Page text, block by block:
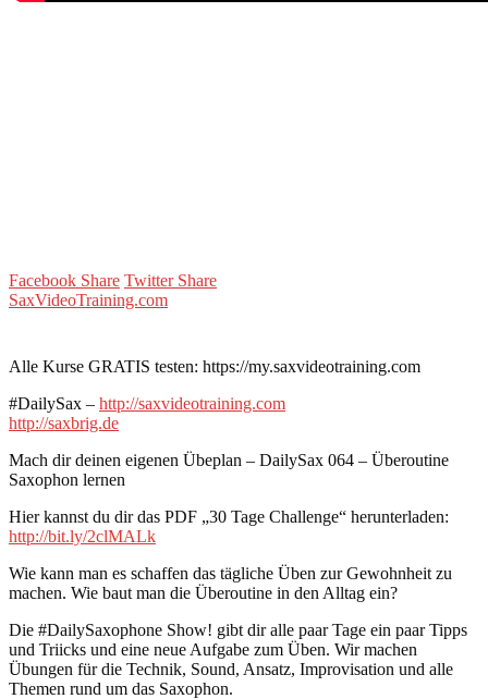
Facebook Share Twitter Share
SaxVideoTraining.com
Alle Kurse GRATIS testen: https://my.saxvideotraining.com
#DailySax – http://saxvideotraining.com
http://saxbrig.de
Mach dir deinen eigenen Übeplan – DailySax 064 – Überoutine
Saxophon lernen
Hier kannst du dir das PDF „30 Tage Challenge“ herunterladen:
http://bit.ly/2clMALk
Wie kann man es schaffen das tägliche Üben zur Gewohnheit zu
machen. Wie baut man die Überoutine in den Alltag ein?
Die #DailySaxophone Show! gibt dir alle paar Tage ein paar Tipps
und Triicks und eine neue Aufgabe zum Üben. Wir machen
Übungen für die Technik, Sound, Ansatz, Improvisation und alle
Themen rund um das Saxophon.